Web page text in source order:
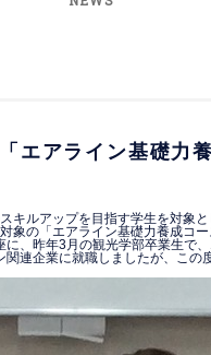
エアライン基礎力
キルアップを目指す学生を対象
象の「エアライン基礎力養成コー
、昨年3月の観光学部卒業生で
関連企業に就職しましたが、こ